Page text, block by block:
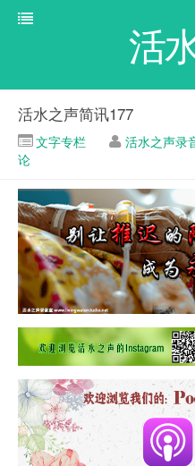
活
活水之声简讯177
文字专栏 活水之声录
论